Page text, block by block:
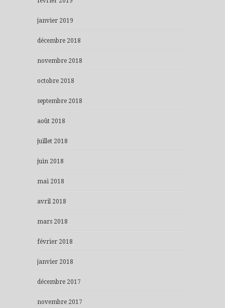
janvier 2019
décembre 2018
novembre 2018
octobre 2018
septembre 2018
août 2018
juillet 2018
juin 2018
mai 2018
avril 2018
mars 2018
février 2018
janvier 2018
décembre 2017
novembre 2017